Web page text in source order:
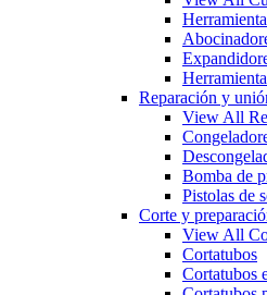
Reparación y
View All
Bomba de
Pistolas de
Corte y
View All
Cortatubos
Cortatubos